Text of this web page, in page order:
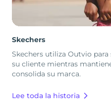
Skechers
Skechers utiliza Outvio para
su cliente mientras
consolida su marca.
Lee toda la historia